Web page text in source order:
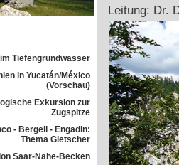
Tiefengrundwasser
in Yucatán/México
(Vorschau)
Exkursion zur
Zugspitze
- Bergell - Engadin:
Thema Gletscher
Saar-Nahe-Becken
Leitung: Dr.